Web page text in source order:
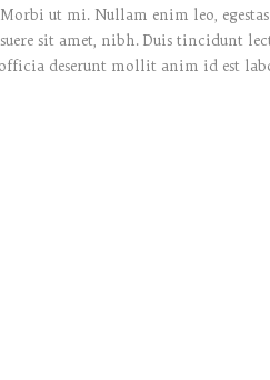
ut mi. Nullam enim leo,
sit amet, nibh. Duis tincidunt
deserunt mollit anim id est